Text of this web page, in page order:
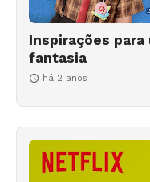
Inspirações para
fantasia
há 2 anos